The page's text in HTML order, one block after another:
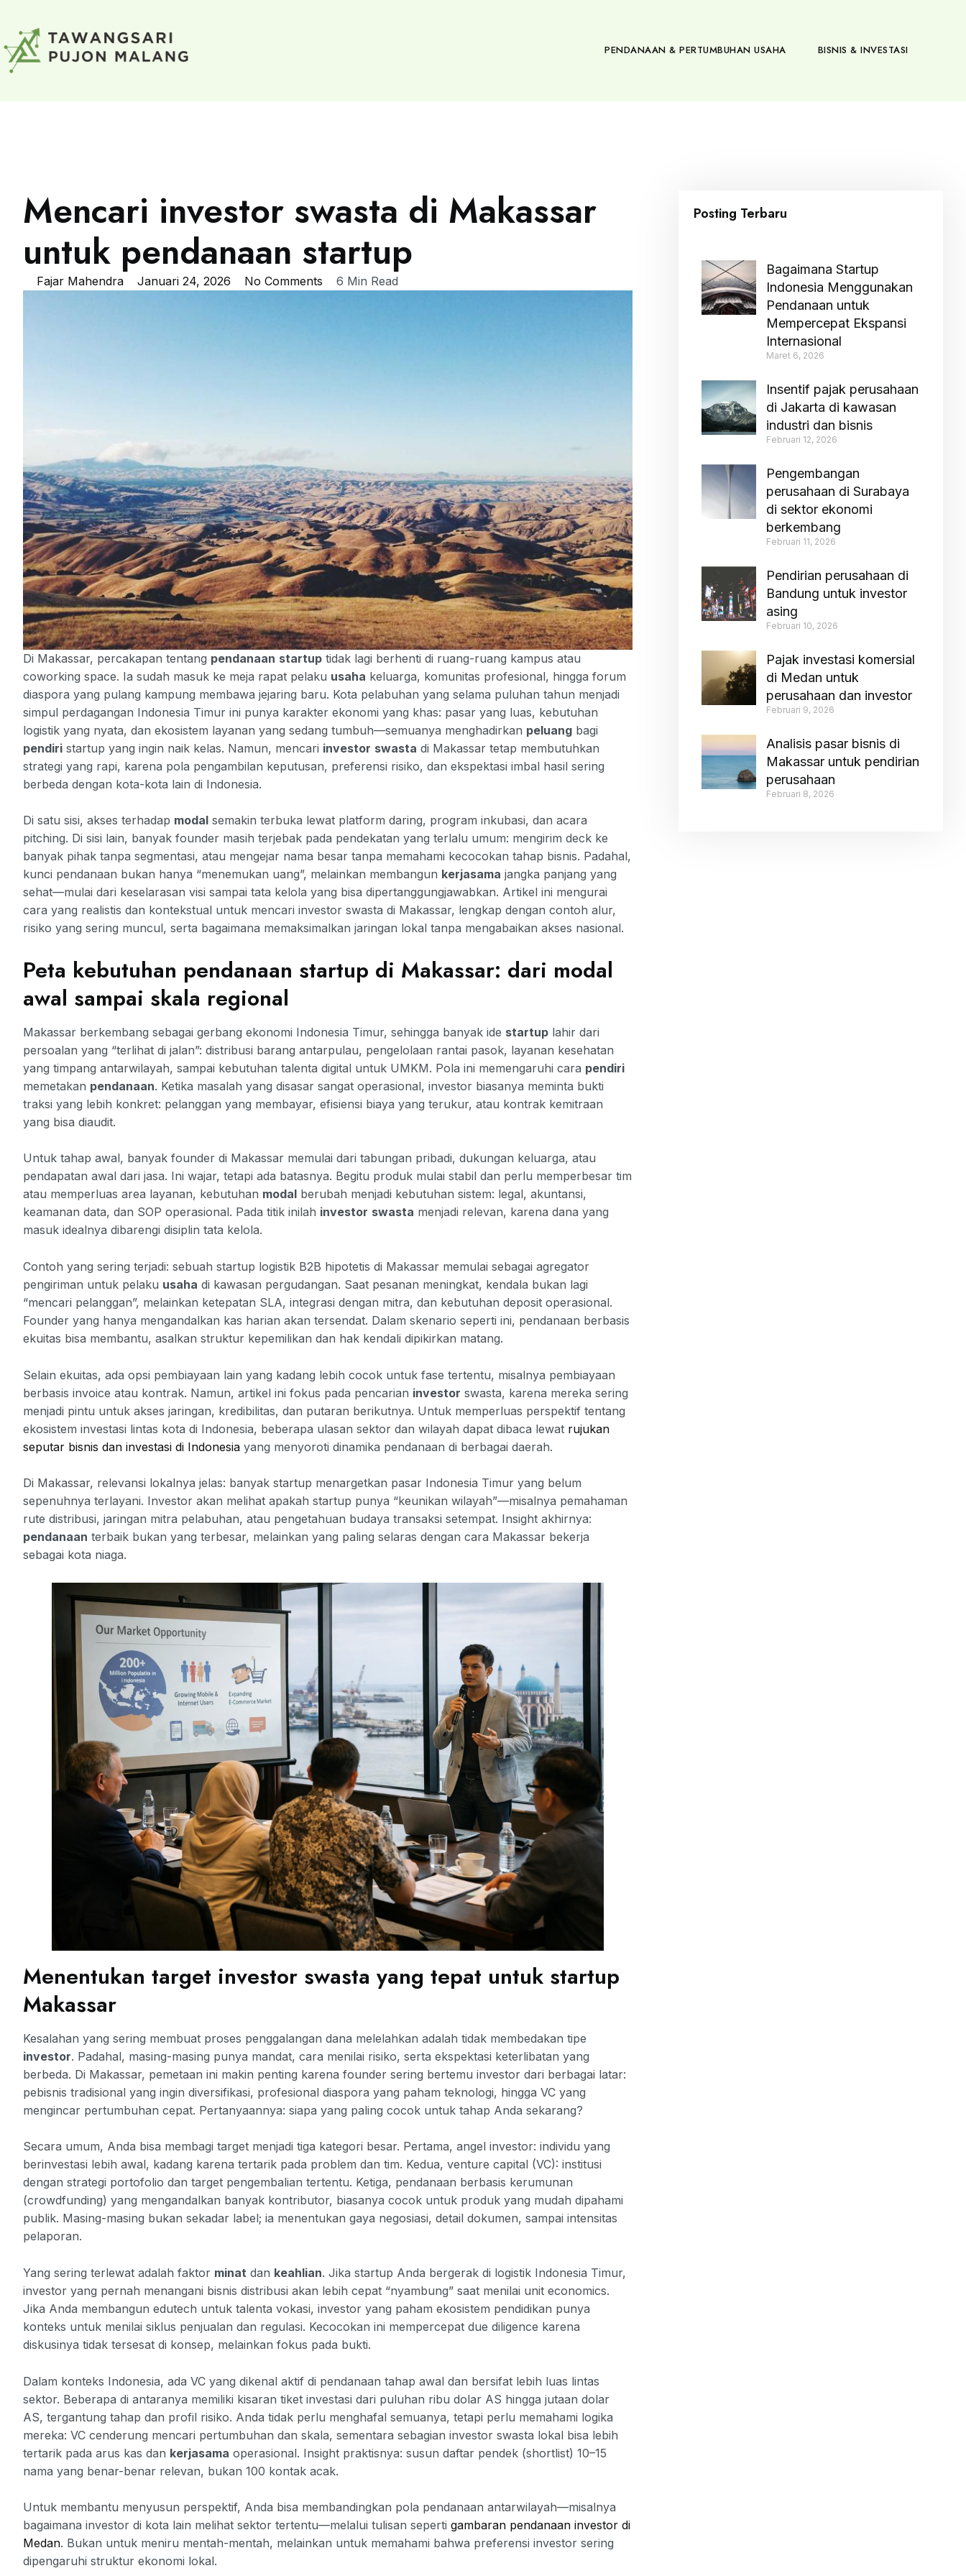
PENDANAAN & PERTUMBUHAN USAHA BISNIS & INVESTASI
Mencari investor swasta di Makassar
untuk pendanaan startup
Fajar Mahendra Januari 24, 2026 No Comments 6 Min Read
Di Makassar, percakapan tentang pendanaan startup tidak lagi berhenti di ruang-ruang kampus atau
coworking space. Ia sudah masuk ke meja rapat pelaku usaha keluarga, komunitas profesional, hingga forum
diaspora yang pulang kampung membawa jejaring baru. Kota pelabuhan yang selama puluhan tahun menjadi
simpul perdagangan Indonesia Timur ini punya karakter ekonomi yang khas: pasar yang luas, kebutuhan
logistik yang nyata, dan ekosistem layanan yang sedang tumbuh—semuanya menghadirkan peluang bagi
pendiri startup yang ingin naik kelas. Namun, mencari investor swasta di Makassar tetap membutuhkan
strategi yang rapi, karena pola pengambilan keputusan, preferensi risiko, dan ekspektasi imbal hasil sering
berbeda dengan kota-kota lain di Indonesia.
Di satu sisi, akses terhadap modal semakin terbuka lewat platform daring, program inkubasi, dan acara
pitching. Di sisi lain, banyak founder masih terjebak pada pendekatan yang terlalu umum: mengirim deck ke
banyak pihak tanpa segmentasi, atau mengejar nama besar tanpa memahami kecocokan tahap bisnis. Padahal,
kunci pendanaan bukan hanya “menemukan uang”, melainkan membangun kerjasama jangka panjang yang
sehat—mulai dari keselarasan visi sampai tata kelola yang bisa dipertanggungjawabkan. Artikel ini mengurai
cara yang realistis dan kontekstual untuk mencari investor swasta di Makassar, lengkap dengan contoh alur,
risiko yang sering muncul, serta bagaimana memaksimalkan jaringan lokal tanpa mengabaikan akses nasional.
Peta kebutuhan pendanaan startup di Makassar: dari modal
awal sampai skala regional
Makassar berkembang sebagai gerbang ekonomi Indonesia Timur, sehingga banyak ide startup lahir dari
persoalan yang “terlihat di jalan”: distribusi barang antarpulau, pengelolaan rantai pasok, layanan kesehatan
yang timpang antarwilayah, sampai kebutuhan talenta digital untuk UMKM. Pola ini memengaruhi cara pendiri
memetakan pendanaan. Ketika masalah yang disasar sangat operasional, investor biasanya meminta bukti
traksi yang lebih konkret: pelanggan yang membayar, efisiensi biaya yang terukur, atau kontrak kemitraan
yang bisa diaudit.
Untuk tahap awal, banyak founder di Makassar memulai dari tabungan pribadi, dukungan keluarga, atau
pendapatan awal dari jasa. Ini wajar, tetapi ada batasnya. Begitu produk mulai stabil dan perlu memperbesar tim
atau memperluas area layanan, kebutuhan modal berubah menjadi kebutuhan sistem: legal, akuntansi,
keamanan data, dan SOP operasional. Pada titik inilah investor swasta menjadi relevan, karena dana yang
masuk idealnya dibarengi disiplin tata kelola.
Contoh yang sering terjadi: sebuah startup logistik B2B hipotetis di Makassar memulai sebagai agregator
pengiriman untuk pelaku usaha di kawasan pergudangan. Saat pesanan meningkat, kendala bukan lagi
“mencari pelanggan”, melainkan ketepatan SLA, integrasi dengan mitra, dan kebutuhan deposit operasional.
Founder yang hanya mengandalkan kas harian akan tersendat. Dalam skenario seperti ini, pendanaan berbasis
ekuitas bisa membantu, asalkan struktur kepemilikan dan hak kendali dipikirkan matang.
Selain ekuitas, ada opsi pembiayaan lain yang kadang lebih cocok untuk fase tertentu, misalnya pembiayaan
berbasis invoice atau kontrak. Namun, artikel ini fokus pada pencarian investor swasta, karena mereka sering
menjadi pintu untuk akses jaringan, kredibilitas, dan putaran berikutnya. Untuk memperluas perspektif tentang
ekosistem investasi lintas kota di Indonesia, beberapa ulasan sektor dan wilayah dapat dibaca lewat rujukan
seputar bisnis dan investasi di Indonesia yang menyoroti dinamika pendanaan di berbagai daerah.
Di Makassar, relevansi lokalnya jelas: banyak startup menargetkan pasar Indonesia Timur yang belum
sepenuhnya terlayani. Investor akan melihat apakah startup punya “keunikan wilayah”—misalnya pemahaman
rute distribusi, jaringan mitra pelabuhan, atau pengetahuan budaya transaksi setempat. Insight akhirnya:
pendanaan terbaik bukan yang terbesar, melainkan yang paling selaras dengan cara Makassar bekerja
sebagai kota niaga.
Menentukan target investor swasta yang tepat untuk startup
Makassar
Kesalahan yang sering membuat proses penggalangan dana melelahkan adalah tidak membedakan tipe
investor. Padahal, masing-masing punya mandat, cara menilai risiko, serta ekspektasi keterlibatan yang
berbeda. Di Makassar, pemetaan ini makin penting karena founder sering bertemu investor dari berbagai latar:
pebisnis tradisional yang ingin diversifikasi, profesional diaspora yang paham teknologi, hingga VC yang
mengincar pertumbuhan cepat. Pertanyaannya: siapa yang paling cocok untuk tahap Anda sekarang?
Secara umum, Anda bisa membagi target menjadi tiga kategori besar. Pertama, angel investor: individu yang
berinvestasi lebih awal, kadang karena tertarik pada problem dan tim. Kedua, venture capital (VC): institusi
dengan strategi portofolio dan target pengembalian tertentu. Ketiga, pendanaan berbasis kerumunan
(crowdfunding) yang mengandalkan banyak kontributor, biasanya cocok untuk produk yang mudah dipahami
publik. Masing-masing bukan sekadar label; ia menentukan gaya negosiasi, detail dokumen, sampai intensitas
pelaporan.
Yang sering terlewat adalah faktor minat dan keahlian. Jika startup Anda bergerak di logistik Indonesia Timur,
investor yang pernah menangani bisnis distribusi akan lebih cepat “nyambung” saat menilai unit economics.
Jika Anda membangun edutech untuk talenta vokasi, investor yang paham ekosistem pendidikan punya
konteks untuk menilai siklus penjualan dan regulasi. Kecocokan ini mempercepat due diligence karena
diskusinya tidak tersesat di konsep, melainkan fokus pada bukti.
Dalam konteks Indonesia, ada VC yang dikenal aktif di pendanaan tahap awal dan bersifat lebih luas lintas
sektor. Beberapa di antaranya memiliki kisaran tiket investasi dari puluhan ribu dolar AS hingga jutaan dolar
AS, tergantung tahap dan profil risiko. Anda tidak perlu menghafal semuanya, tetapi perlu memahami logika
mereka: VC cenderung mencari pertumbuhan dan skala, sementara sebagian investor swasta lokal bisa lebih
tertarik pada arus kas dan kerjasama operasional. Insight praktisnya: susun daftar pendek (shortlist) 10–15
nama yang benar-benar relevan, bukan 100 kontak acak.
Untuk membantu menyusun perspektif, Anda bisa membandingkan pola pendanaan antarwilayah—misalnya
bagaimana investor di kota lain melihat sektor tertentu—melalui tulisan seperti gambaran pendanaan investor di
Medan. Bukan untuk meniru mentah-mentah, melainkan untuk memahami bahwa preferensi investor sering
dipengaruhi struktur ekonomi lokal.
Posting Terbaru
Bagaimana Startup
Indonesia Menggunakan
Pendanaan untuk
Mempercepat Ekspansi
Internasional
Maret 6, 2026
Insentif pajak perusahaan
di Jakarta di kawasan
industri dan bisnis
Februari 12, 2026
Pengembangan
perusahaan di Surabaya
di sektor ekonomi
berkembang
Februari 11, 2026
Pendirian perusahaan di
Bandung untuk investor
asing
Februari 10, 2026
Pajak investasi komersial
di Medan untuk
perusahaan dan investor
Februari 9, 2026
Analisis pasar bisnis di
Makassar untuk pendirian
perusahaan
Februari 8, 2026